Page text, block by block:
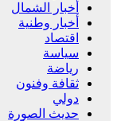
أخبار الشمال
أخبار وطنية
اقتصاد
سياسة
رياضة
ثقافة وفنون
دولي
حديث الصورة